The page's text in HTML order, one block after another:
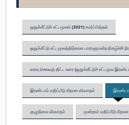
ஒதுக்கீட்டுச் சட்டமூலம் (2021) சமர்ப்பித்தல்
ஒதுக்கீட்டு சட்டமூலத்திற்கான பாராளுமன்ற நிகழ்ச்சி
வரவு செலவுத் திட்ட உரை (ஒதுக்கீட்டுச் சட்டமூல
இரண்டாம் மதிப்பீடு மீதான விவாதம்
குழுநிலை விவாதம் மூன்றாம் மதிப்பீடு மீதான